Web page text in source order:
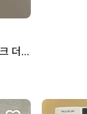
레고 아이언맨 토니스타크 더미